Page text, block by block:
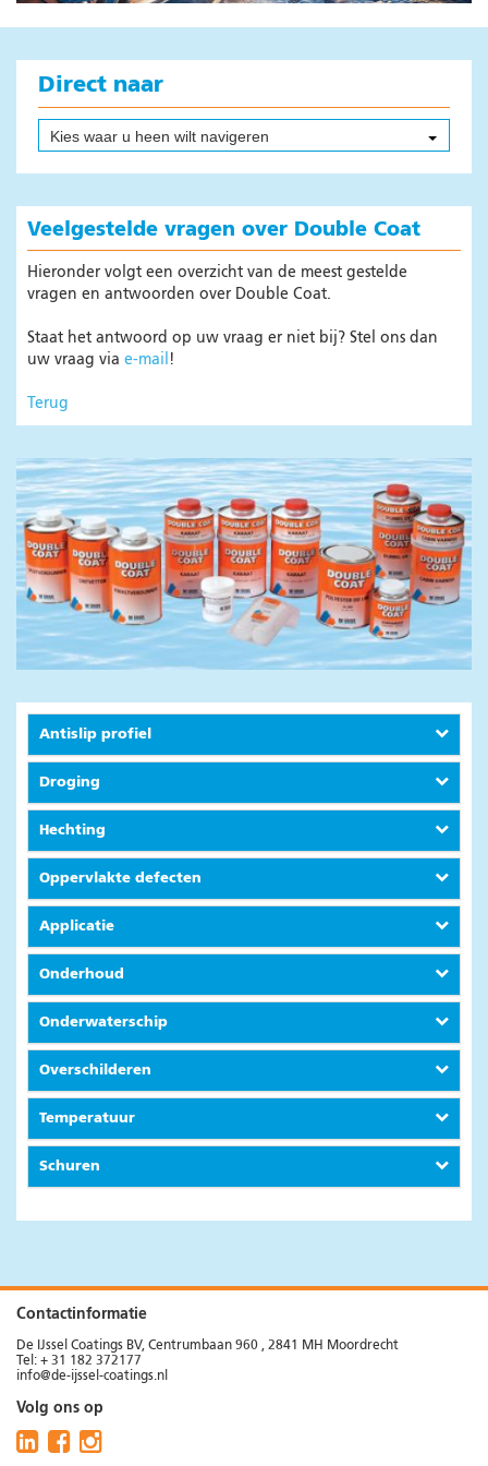
Direct naar
Kies waar u heen wilt navigeren
Veelgestelde vragen over Double Coat
Hieronder volgt een overzicht van de meest gestelde
vragen en antwoorden over Double Coat.
Staat het antwoord op uw vraag er niet bij? Stel ons dan
uw vraag via e-mail !
Terug
Antislip profiel
Droging
Hechting
Oppervlakte defecten
Applicatie
Onderhoud
Onderwaterschip
Overschilderen
Temperatuur
Schuren
Contactinformatie
De IJssel Coatings BV, Centrumbaan 960 , 2841 MH Moordrecht
Tel: + 31 182 372177
info@de-ijssel-coatings.nl
Volg ons op
Producten
Oppervlakte Calculator
Veilig werken
Online brochures
Veelgestelde vragen
Nieuws
Nieuws
Veilig werken
Kleuren
Model/malbouw
Systemen
Betonindustrie
Nieuws
Beton mallen
Kunststofvloeren
Nieuws
Producten